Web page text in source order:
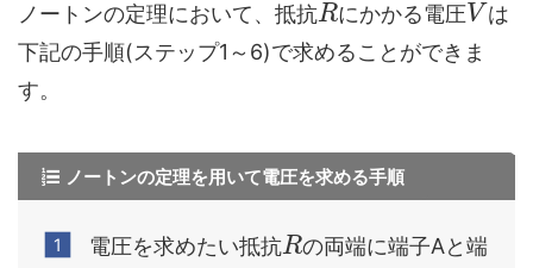
ノートンの定理において、抵抗Rにかかる電圧V は
下記の手順(ステップ1～6)で求めることができま
す。
ノートンの定理を用いて電圧を求める手順
電圧を求めたい抵抗Rの両端に端子Aと端